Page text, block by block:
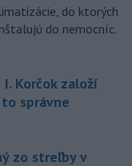
do ktorých
do nemocníc.
I. Korčok založí
správne
zo streľby v